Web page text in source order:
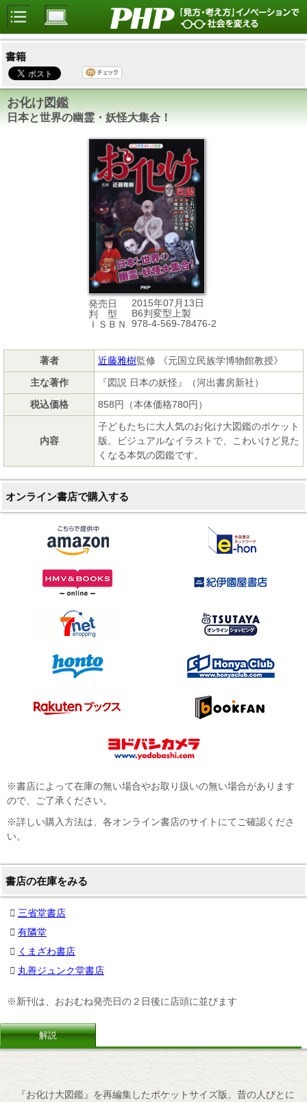
書籍
お化け図鑑
日本と世界の幽霊・妖怪大集合！
発売日
2015年07月13日
判 型
B6判変型上製
ＩＳＢＮ
978-4-569-78476-2
著者 近藤雅樹監修 《元国立民族学博物館教授》
主な著作
『図説 日本の妖怪』（河出書房新社）
税込価格
858円（本体価格780円）
内容
子どもたちに大人気のお化け大図鑑のポケット
版。ビジュアルなイラストで、こわいけど見た
くなる本気の図鑑です。
オンライン書店で購入する
※書店によって在庫の無い場合やお取り扱いの無い場合があります
ので、ご了承ください。
※詳しい購入方法は、各オンライン書店のサイトにてご確認くださ
い。
書店の在庫をみる
三省堂書店
有隣堂
くまざわ書店
丸善ジュンク堂書店
※新刊は、おおむね発売日の２日後に店頭に並びます
解説
『お化け大図鑑』を再編集したポケットサイズ版。昔の人びとに